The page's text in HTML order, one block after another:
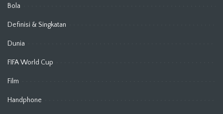
Bola
Definisi & Singkatan
Dunia
FIFA World Cup
Film
Handphone